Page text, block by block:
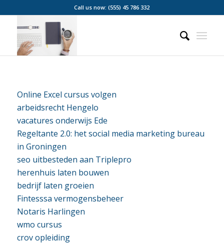
Call us now: (555) 45 786 332
Online Excel cursus volgen
arbeidsrecht Hengelo
vacatures onderwijs Ede
Regeltante 2.0: het social media marketing bureau
in Groningen
seo uitbesteden aan Triplepro
herenhuis laten bouwen
bedrijf laten groeien
Fintesssa vermogensbeheer
Notaris Harlingen
wmo cursus
crov opleiding